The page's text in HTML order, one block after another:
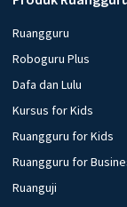
Ruangguru
Roboguru Plus
Dafa dan Lulu
Kursus for Kids
Ruangguru for Kids
Ruangguru for
Ruanguji